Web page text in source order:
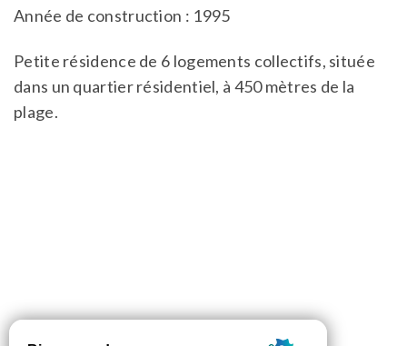
Année de construction : 1995
Petite résidence de 6 logements collectifs, située
dans un quartier résidentiel, à 450 mètres de la
plage.